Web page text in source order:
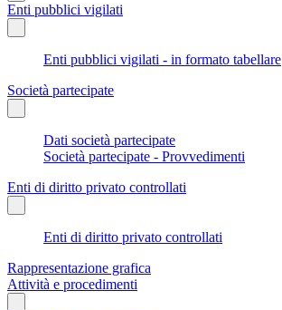
Enti pubblici vigilati
Enti pubblici vigilati - in formato tabellare
Società partecipate
Dati società partecipate
Società partecipate - Provvedimenti
Enti di diritto privato controllati
Enti di diritto privato controllati
Rappresentazione grafica
Attività e procedimenti